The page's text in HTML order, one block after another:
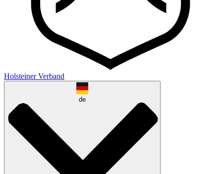
Holsteiner Verband
de